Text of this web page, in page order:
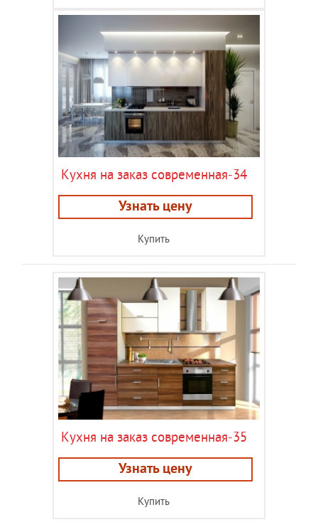
Кухня на заказ современная-34
Узнать цену
Купить
Кухня на заказ современная-35
Узнать цену
Купить